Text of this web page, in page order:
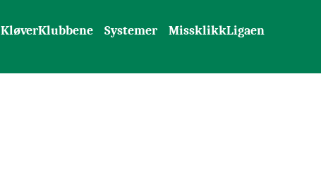
KløverKlubbene Systemer MissklikkLigaen